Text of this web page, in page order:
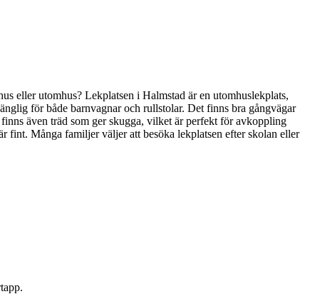
eller utomhus? Lekplatsen i Halmstad är en utomhuslekplats,
för både barnvagnar och rullstolar. Det finns bra gångvägar
även träd som ger skugga, vilket är perfekt för avkoppling
fint. Många familjer väljer att besöka lekplatsen efter skolan eller